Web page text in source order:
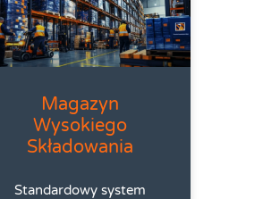
Magazyn
Wysokiego
Składowania
Standardowy system